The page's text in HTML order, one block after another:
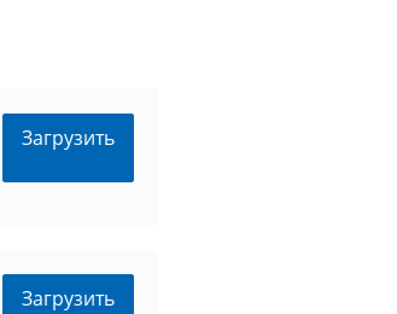
Загрузить
Загрузить